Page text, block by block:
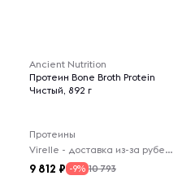
Ancient Nutrition
Протеин Bone Broth Protein
Чистый, 892 г
Протеины
Virelle - доставка из-за рубежа
9 812 -9% 10 793